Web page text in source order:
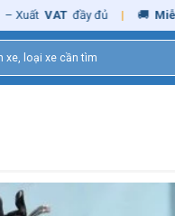
VAT đầy đủ | 🚚 Miễn phí